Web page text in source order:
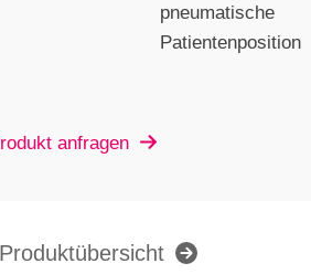
pneumatische
anfragen